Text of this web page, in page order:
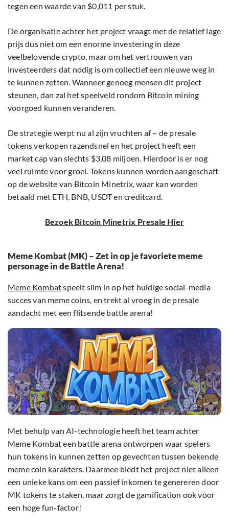
tegen een waarde van $0,011 per stuk.
De organisatie achter het project vraagt met de relatief lage
prijs dus niet om een enorme investering in deze
veelbelovende crypto, maar om het vertrouwen van
investeerders dat nodig is om collectief een nieuwe weg in
te kunnen zetten. Wanneer genoeg mensen dit project
steunen, dan zal het speelveld rondom Bitcoin mining
voorgoed kunnen veranderen.
De strategie werpt nu al zijn vruchten af – de presale
tokens verkopen razendsnel en het project heeft een
market cap van slechts $3,08 miljoen. Hierdoor is er nog
veel ruimte voor groei. Tokens kunnen worden aangeschaft
op de website van Bitcoin Minetrix, waar kan worden
betaald met ETH, BNB, USDT en creditcard.
Bezoek Bitcoin Minetrix Presale Hier
Meme Kombat (MK) – Zet in op je favoriete meme
personage in de Battle Arena!
Meme Kombatspeelt slim in op het huidige social-media
succes van meme coins, en trekt al vroeg in de presale
aandacht met een flitsende battle arena!
Met behulp van AI-technologie heeft het team achter
Meme Kombat een battle arena ontworpen waar spelers
hun tokens in kunnen zetten op gevechten tussen bekende
meme coin karakters. Daarmee biedt het project niet alleen
een unieke kans om een passief inkomen te genereren door
MK tokens te staken, maar zorgt de gamification ook voor
een hoge fun-factor!